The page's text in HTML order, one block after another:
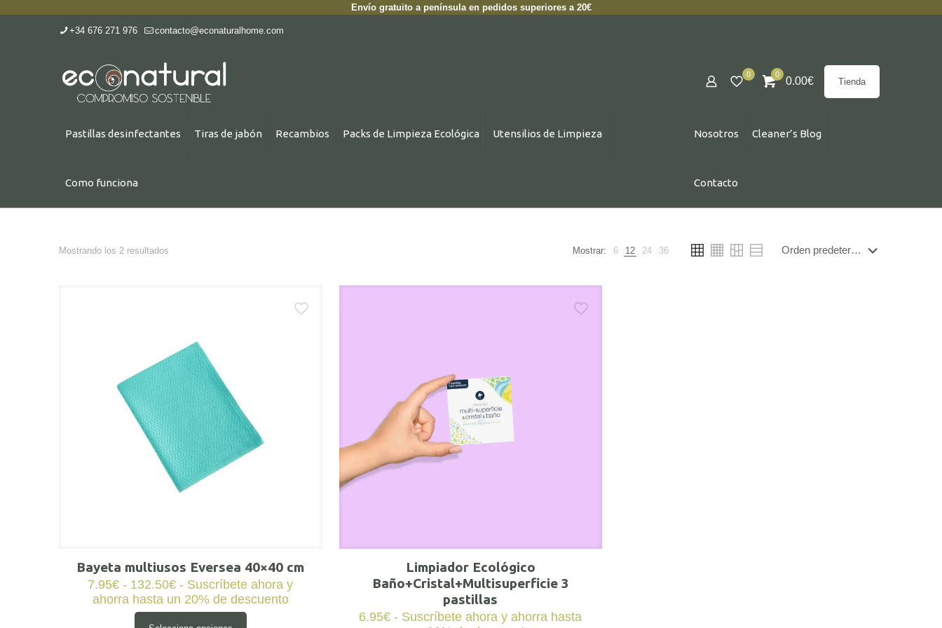
Envío gratuito a península en pedidos superiores a 20€
+34 676 271 976 contacto@econaturalhome.com
0 0
0.00€ Tienda
Pastillas desinfectantes Tiras de jabón Recambios Packs de Limpieza Ecológica Utensilios de Limpieza
Como funciona
Nosotros Cleaner’s Blog
Contacto
Mostrando los 2 resultados Mostrar: 6 12 24 36
Bayeta multiusos Eversea 40×40 cm
7.95€ - 132.50€Rango
de
precios:
- Suscríbete ahora y
ahorra hasta un 20% de descuento
Limpiador Ecológico
Baño+Cristal+Multisuperficie 3
pastillas
6.95€ - Suscríbete ahora y ahorra hasta